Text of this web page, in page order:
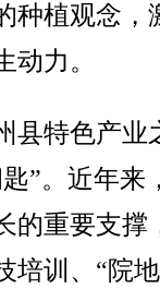
种植观念，
力。
特色产业
”。近年来
的重要支撑
培训、“院